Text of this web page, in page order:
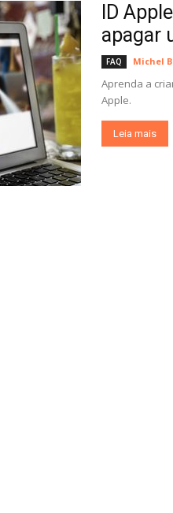
ID
apagar
FAQ Michel
Aprenda a
Apple.
Leia mais